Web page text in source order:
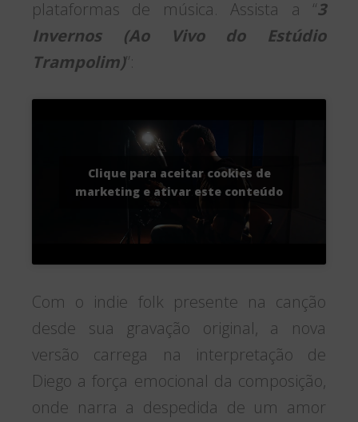
plataformas de música. Assista a “3
Invernos (Ao Vivo do Estúdio
Trampolim)”:
Clique para aceitar cookies de
marketing e ativar este conteúdo
Com o indie folk presente na canção
desde sua gravação original, a nova
versão carrega na interpretação de
Diego a força emocional da composição,
onde narra a despedida de um amor